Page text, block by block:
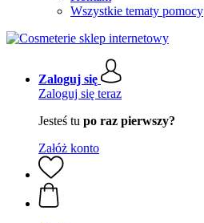
Wszystkie tematy pomocy
Zaloguj się
Zaloguj się teraz
Jesteś tu po raz pierwszy?
Załóż konto